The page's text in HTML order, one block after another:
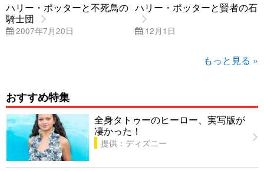
ハリー・ポッターと不死鳥の
騎士団
2007年7月20日
ハリー・ポッターと賢者の石
12月1日
もっと見る »
おすすめ特集
全身タトゥーのヒーロー、実写版が
凄かった！
提供：ディズニー